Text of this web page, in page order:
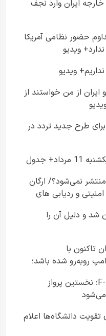
ایران وارد نجف
حضور نظامی آمریکا
ویدیو
ویدیو
ایران از من خواستند از
طرح جدید تردد در
جدول
نمی‌شود؟/ ارگان
و ردیابی های
به ایران شد و دلیل آن را
تاکنون با
روبه‌رو شده باشد؛
جنگنده نسل ششم آمریکا F-۴۷؛ نخستین پرواز
دانشگاه‌ها اعلام